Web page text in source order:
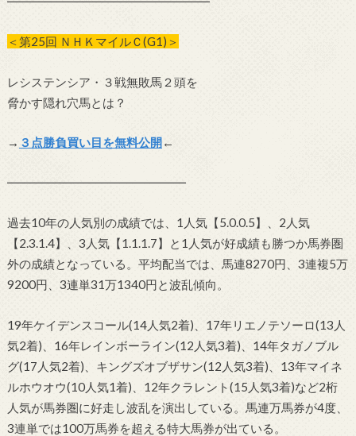
＜第25回 ＮＨＫマイルＣ(G1)＞
レシステンシア・３戦無敗馬２頭を
脅かす隠れ穴馬とは？
→ ３点勝負買い目を無料公開←
━━━━━━━━━━━━━━━
過去10年の人気別の成績では、1人気【5.0.0.5】、2人気
【2.3.1.4】、3人気【1.1.1.7】と1人気が好成績も勝つか馬券圏
外の成績となっている。平均配当では、馬連8270円、3連複5万
9200円、3連単31万1340円と波乱傾向。
19年ケイデンスコール(14人気2着)、17年リエノテソーロ(13人
気2着)、16年レインボーライン(12人気3着)、14年タガノブル
グ(17人気2着)、キングズオブザサン(12人気3着)、13年マイネ
ルホウオウ(10人気1着)、12年クラレント(15人気3着)など2桁
人気が馬券圏に好走し波乱を演出している。馬連万馬券が4度、
3連単では100万馬券を超える特大馬券が出ている。